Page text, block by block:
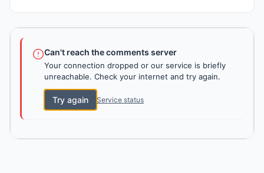
Can't reach the comments server
Your connection dropped or our service is briefly
unreachable. Check your internet and try again.
Try again Service status